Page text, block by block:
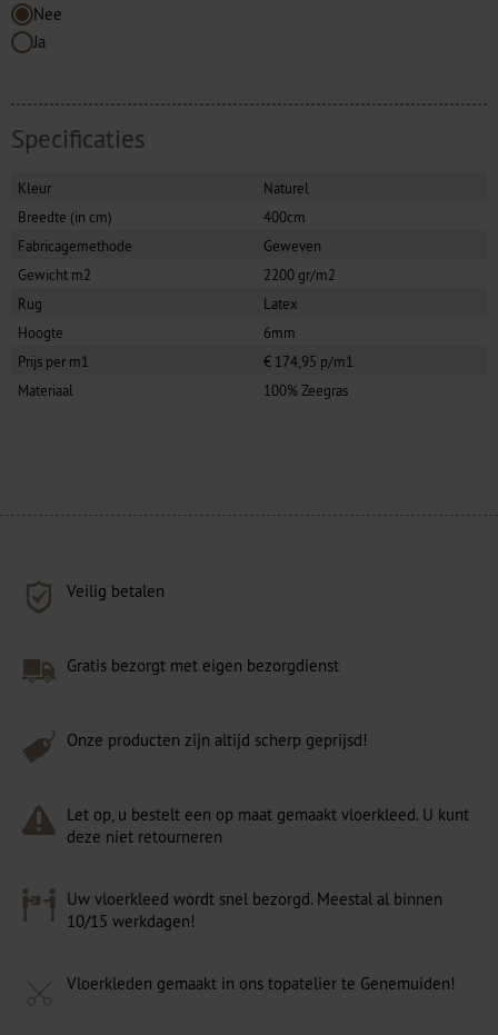
Nee
Ja
Specificaties
Kleur
Naturel
Breedte (in cm)
400cm
Fabricagemethode
Geweven
Gewicht m2
2200 gr/m2
Rug
Latex
Hoogte
6mm
Prijs per m1
€ 174,95 p/m1
Materiaal
100% Zeegras
Veilig betalen
Gratis bezorgt met eigen bezorgdienst
Onze producten zijn altijd scherp geprijsd!
Let op, u bestelt een op maat gemaakt vloerkleed. U kunt
deze niet retourneren
Uw vloerkleed wordt snel bezorgd. Meestal al binnen
10/15 werkdagen!
Vloerkleden gemaakt in ons topatelier te Genemuiden!